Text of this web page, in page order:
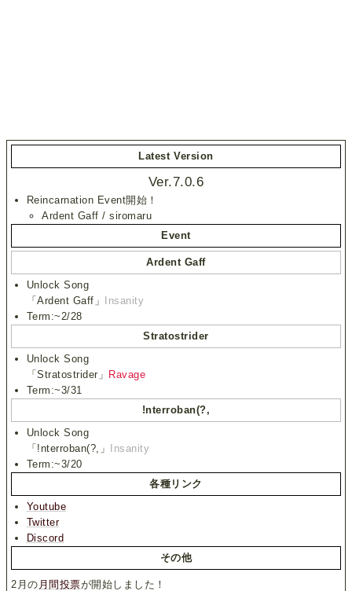
Latest Version
Ver.7.0.6
Reincarnation Event開始！
Ardent Gaff / siromaru
Event
Ardent Gaff
Unlock Song
「Ardent Gaff」
Insanity
Term:~2/28
Stratostrider
Unlock Song
「Stratostrider」 Ravage
Term:~3/31
!nterroban(?,
Unlock Song
「!nterroban(?,」
Insanity
Term:~3/20
各種リンク
Youtube
Twitter
Discord
その他
2月の 月間投票が開始しました！